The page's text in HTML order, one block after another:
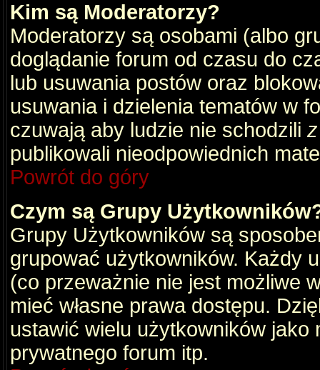
Kim są Moderatorzy?
Moderatorzy są osobami (albo
doglądanie forum od czasu do
lub usuwania postów oraz
usuwania i dzielenia tematów w
czuwają aby ludzie nie schodzili
publikowali nieodpowiednich
Powrót do góry
Czym są Grupy
Grupy Użytkowników są
grupować użytkowników. Każdy
(co przeważnie nie jest możliwe
mieć własne prawa dostępu.
ustawić wielu użytkowników
prywatnego forum itp.